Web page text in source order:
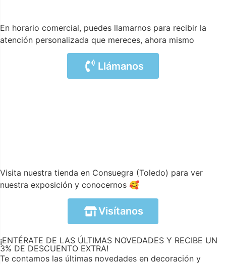
En horario comercial, puedes llamarnos para recibir la
atención personalizada que mereces, ahora mismo
Llámanos
Visita nuestra tienda en Consuegra (Toledo) para ver
nuestra exposición y conocernos 🥰
Visítanos
¡ENTÉRATE DE LAS ÚLTIMAS NOVEDADES Y RECIBE UN
3% DE DESCUENTO EXTRA!
Te contamos las últimas novedades en decoración y